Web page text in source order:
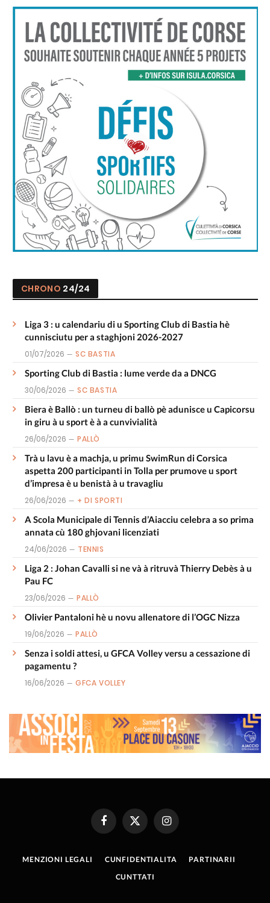
CHRONO 24/24
Liga 3 : u calendariu di u Sporting Club di Bastia hè
cunnisciutu per a staghjoni 2026-2027
01/07/2026 SC BASTIA
Sporting Club di Bastia : lume verde da a DNCG
30/06/2026 SC BASTIA
Biera è Ballò : un turneu di ballò pè adunisce u Capicorsu
in giru à u sport è à a cunvivialità
26/06/2026 PALLÒ
Trà u lavu è a machja, u primu SwimRun di Corsica
aspetta 200 participanti in Tolla per prumove u sport
d’impresa è u benistà à u travagliu
26/06/2026 + DI SPORTI
A Scola Municipale di Tennis d’Aiacciu celebra a so prima
annata cù 180 ghjovani licenziati
24/06/2026 TENNIS
Liga 2 : Johan Cavalli si ne và à ritruvà Thierry Debès à u
Pau FC
23/06/2026 PALLÒ
Olivier Pantaloni hè u novu allenatore di l’OGC Nizza
19/06/2026 PALLÒ
Senza i soldi attesi, u GFCA Volley versu a cessazione di
pagamentu ?
16/06/2026 GFCA VOLLEY
FacebookX
Instagram
MENZIONI LEGALI CUNFIDENTIALITA
PARTINARII
CUNTTATI